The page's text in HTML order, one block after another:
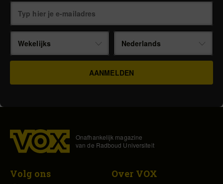
Wekelijks Nederlands
Onafhankelijk magazine
van de Radboud Universiteit
Volg ons Over VOX